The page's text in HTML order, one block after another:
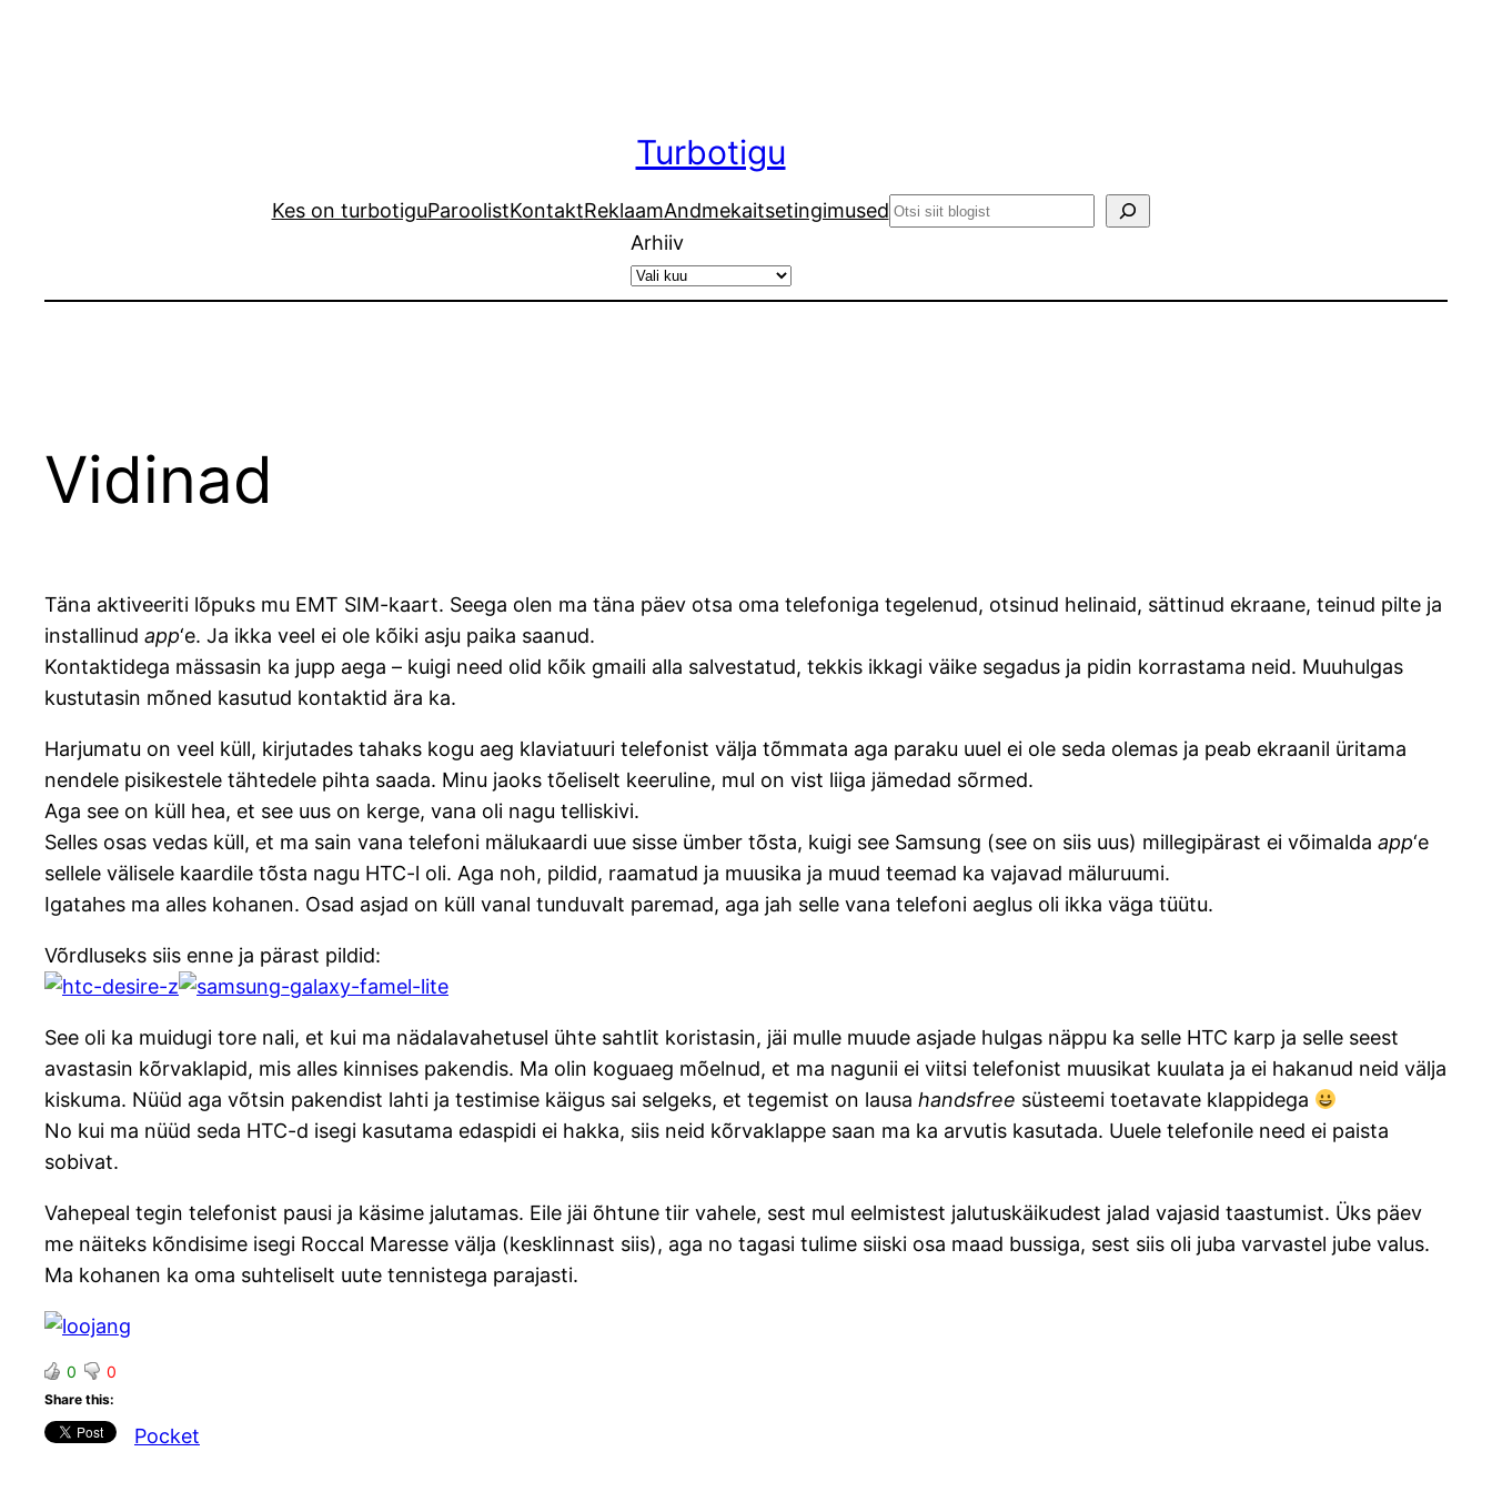
Turbotigu
Kes on turbotiguParoolistKontaktReklaamAndmekaitsetingimusedSearch
Arhiiv
Vidinad
Täna aktiveeriti lõpuks mu EMT SIM-kaart. Seega olen ma täna päev otsa oma telefoniga tegelenud, otsinud helinaid, sättinud ekraane, teinud pilte ja
installinud app‘e. Ja ikka veel ei ole kõiki asju paika saanud.
Kontaktidega mässasin ka jupp aega – kuigi need olid kõik gmaili alla salvestatud, tekkis ikkagi väike segadus ja pidin korrastama neid. Muuhulgas
kustutasin mõned kasutud kontaktid ära ka.
Harjumatu on veel küll, kirjutades tahaks kogu aeg klaviatuuri telefonist välja tõmmata aga paraku uuel ei ole seda olemas ja peab ekraanil üritama
nendele pisikestele tähtedele pihta saada. Minu jaoks tõeliselt keeruline, mul on vist liiga jämedad sõrmed.
Aga see on küll hea, et see uus on kerge, vana oli nagu telliskivi.
Selles osas vedas küll, et ma sain vana telefoni mälukaardi uue sisse ümber tõsta, kuigi see Samsung (see on siis uus) millegipärast ei võimalda app‘e
sellele välisele kaardile tõsta nagu HTC-l oli. Aga noh, pildid, raamatud ja muusika ja muud teemad ka vajavad mäluruumi.
Igatahes ma alles kohanen. Osad asjad on küll vanal tunduvalt paremad, aga jah selle vana telefoni aeglus oli ikka väga tüütu.
Võrdluseks siis enne ja pärast pildid:
See oli ka muidugi tore nali, et kui ma nädalavahetusel ühte sahtlit koristasin, jäi mulle muude asjade hulgas näppu ka selle HTC karp ja selle seest
avastasin kõrvaklapid, mis alles kinnises pakendis. Ma olin koguaeg mõelnud, et ma nagunii ei viitsi telefonist muusikat kuulata ja ei hakanud neid välja
kiskuma. Nüüd aga võtsin pakendist lahti ja testimise käigus sai selgeks, et tegemist on lausa handsfree süsteemi toetavate klappidega
No kui ma nüüd seda HTC-d isegi kasutama edaspidi ei hakka, siis neid kõrvaklappe saan ma ka arvutis kasutada. Uuele telefonile need ei paista
sobivat.
Vahepeal tegin telefonist pausi ja käsime jalutamas. Eile jäi õhtune tiir vahele, sest mul eelmistest jalutuskäikudest jalad vajasid taastumist. Üks päev
me näiteks kõndisime isegi Roccal Maresse välja (kesklinnast siis), aga no tagasi tulime siiski osa maad bussiga, sest siis oli juba varvastel jube valus.
Ma kohanen ka oma suhteliselt uute tennistega parajasti.
0 0
Share this:
Pocket